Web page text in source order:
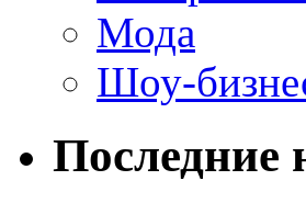
Мода
Шоу-
Последние